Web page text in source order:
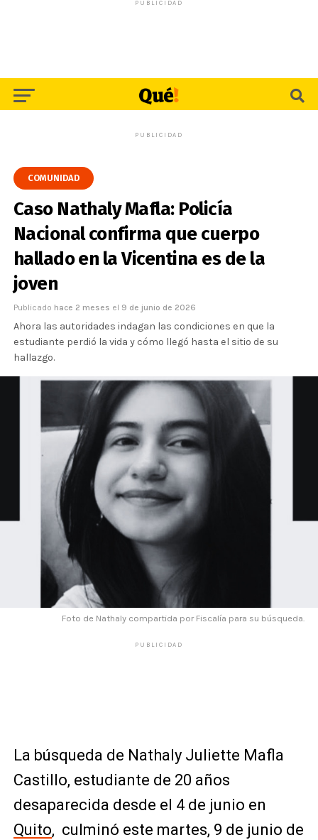
PUBLICIDAD
PUBLICIDAD
COMUNIDAD
Caso Nathaly Mafla: Policía
Nacional confirma que cuerpo
hallado en la Vicentina es de la
joven
Publicado hace 2 meses el 9 de junio de 2026
Ahora las autoridades indagan las condiciones en que la
estudiante perdió la vida y cómo llegó hasta el sitio de su
hallazgo.
Foto de Nathaly compartida por Fiscalía para su búsqueda.
PUBLICIDAD
La búsqueda de Nathaly Juliette Mafla
Castillo, estudiante de 20 años
desaparecida desde el 4 de junio en
Quito, culminó este martes, 9 de junio de